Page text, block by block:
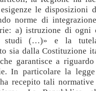
le disposizioni
norme di
a) istruzione di ogni
studi (…)» e la
sia dalla Costituzione
garantisce a
In particolare la
recepito tali